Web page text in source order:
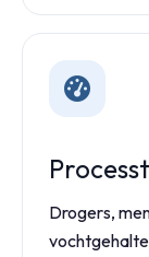
Drogers,